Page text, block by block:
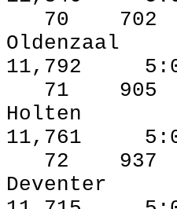
70
702
Oldenzaal
11,792
71
905
Holten
11,761
72
937
Deventer